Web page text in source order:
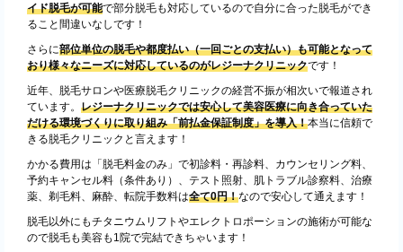
イド脱毛が可能で部分脱毛も対応しているので自分に合った脱毛ができ
ること間違いなしです！
さらに部位単位の脱毛や都度払い（一回ごとの支払い）も可能となって
おり様々なニーズに対応しているのがレジーナクリニックです！
近年、脱毛サロンや医療脱毛クリニックの経営不振が相次いで報道され
ています。 レジーナクリニックでは安心して美容医療に向き合っていた
だける環境づくりに取り組み「前払金保証制度」を導入！本当に信頼で
きる脱毛クリニックと言えます！
かかる費用は「脱毛料金のみ」で初診料・再診料、カウンセリング料、
予約キャンセル料（条件あり）、テスト照射、肌トラブル診察料、治療
薬、剃毛料、麻酔、転院手数料は全て0円！なので安心して通えます！
脱毛以外にもチタニウムリフトやエレクトロポーションの施術が可能な
ので脱毛も美容も1院で完結できちゃいます！